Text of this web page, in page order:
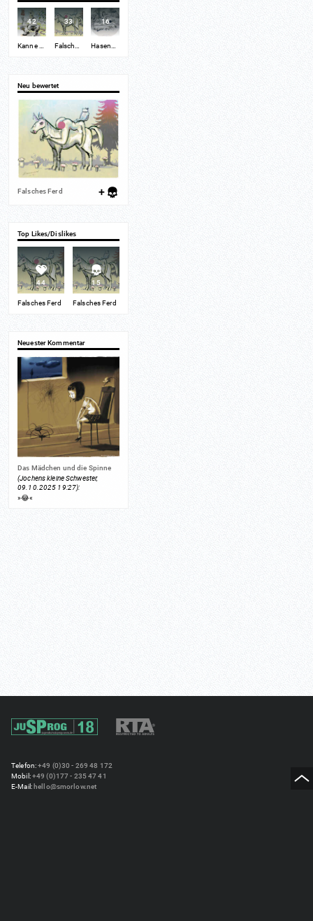
:default=`
42
Kanne & Lolli im Garten :default=`
33
Falsches Ferd :default=`
16
Hasengeburtstag
Neu bewertet
Falsches Ferd +
Top Likes/Dislikes
44
Falsches Ferd
15
Falsches Ferd
Neuester Kommentar
Das Mädchen und die Spinne
(Jochens kleine Schwester,
09.10.2025 19:27):
»😂«
Telefon:+49 (0)30 - 269 48 172
Mobil:+49 (0)177 - 235 47 41
E-Mail: hello@smorlow.net